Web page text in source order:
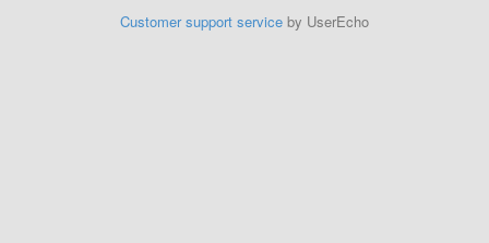
Customer support service by UserEcho